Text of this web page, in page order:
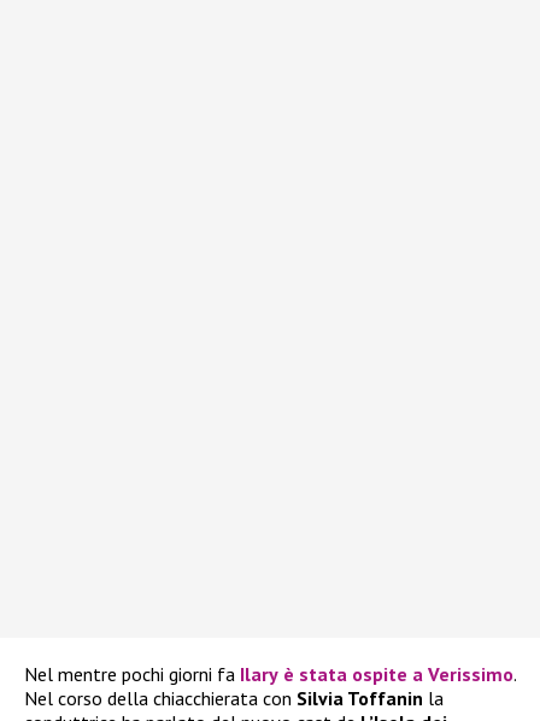
Nel mentre pochi giorni fa Ilary è stata ospite a Verissimo.
Nel corso della chiacchierata con Silvia Toffanin la